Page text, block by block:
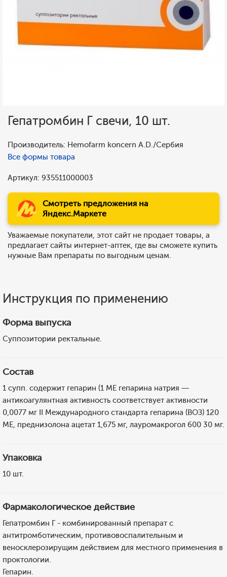
Гепатромбин Г свечи, 10 шт.
Производитель: Hemofarm koncern A.D./Сербия
Все формы товара
Артикул: 935511000003
Смотреть предложения на
Яндекс.Маркете
Уважаемые покупатели, этот сайт не продает товары, а
предлагает сайты интернет-аптек, где вы сможете купить
нужные Вам препараты по выгодным ценам.
Инструкция по применению
Форма выпуска
Суппозитории ректальные.
Состав
1 супп. содержит гепарин (1 МЕ гепарина натрия —
антикоагулянтная активность соответствует активности
0,0077 мг II Международного стандарта гепарина (ВОЗ) 120
МЕ, преднизолона ацетат 1,675 мг, лауромакрогол 600 30 мг.
Упаковка
10 шт.
Фармакологическое действие
Гепатромбин Г - комбинированный препарат с
антитромботическим, противовоспалительным и
веносклерозирущим действием для местного применения в
проктологии.
Гепарин.